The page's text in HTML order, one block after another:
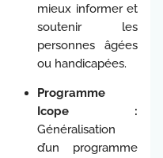
mieux informer et
soutenir les
personnes âgées
ou handicapées.
Programme
Icope :
Généralisation
d’un programme